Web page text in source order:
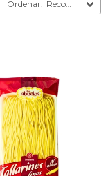
Recomendados